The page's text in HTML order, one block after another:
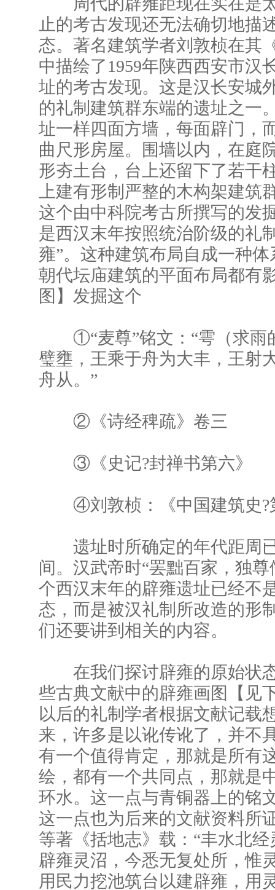
止的考古发现还无法确切地描
态。著名建筑学者刘敦桢在其
中描绘了1959年陕西西安市汉
址的考古发现。这是汉长安城
的礼制建筑群东端的遗址之一
址一样四面方墙，每面辟门，
曲尺形房屋。围墙以内，在庭
形夯土台，台上还留下了若干
上建有形制严整的木构架建筑
这个由中科院考古所撰写的发
是西汉末年按照统治阶级的礼
雍”。这种建筑布局自成一种
朝代坛庙建筑的平面布局都有
图】发掘这个
①“麦尊”铭文：“雩（求雨
璧壅，王乘于舟为大丰，王射
舟从。”
②《诗经稗疏》卷三
③《史记?封禅书第六》
④刘敦桢：《中国建筑史?
遗址时所确定的年代距周
间。汉武帝时“罢黜百家，独
个西汉末年的辟雍遗址已经不
态，而是被汉礼制所改造的形
们还要讲到相关的内容。
在我们探讨辟雍的原始状
些古典文献中的辟雍画图【见
以后的礼制学者根据文献记载
来，许多是以讹传讹了，并不
有一个值得肯定，那就是所有
绘，都有一个共同点，那就是
环水。这一点与青铜器上的铭
这一点也为后来的文献资料所
等著《括地志》载：“丰水北
辟雍灵沼，今悉无复处所，惟
用民力挖池筑台以建辟雍，用